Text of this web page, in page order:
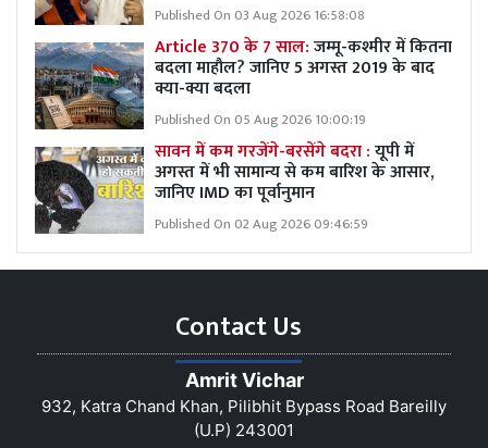
Published On 03 Aug 2026 16:58:08
Article 370 के 7 साल:जम्मू-कश्मीर में कितना
बदला माहौल? जानिए 5 अगस्त 2019 के बाद
क्या-क्या बदला
Published On 05 Aug 2026 10:00:19
सावन में कम गरजेंगे-बरसेंगे बदरा :यूपी में
अगस्त में भी सामान्य से कम बारिश के आसार,
जानिए IMD का पूर्वानुमान
Published On 02 Aug 2026 09:46:59
Contact Us
Amrit Vichar
932, Katra Chand Khan, Pilibhit Bypass Road Bareilly
(U.P) 243001